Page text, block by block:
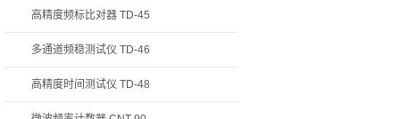
高精度频标比对器 TD-45
多通道频稳测试仪 TD-46
高精度时间测试仪 TD-48